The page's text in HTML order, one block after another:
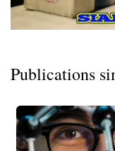
Publications